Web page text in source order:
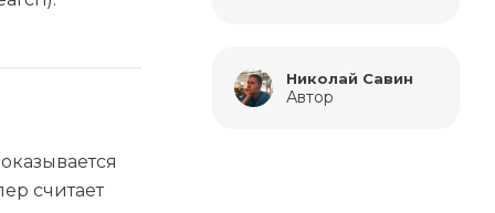
Николай Савин
Автор
считает